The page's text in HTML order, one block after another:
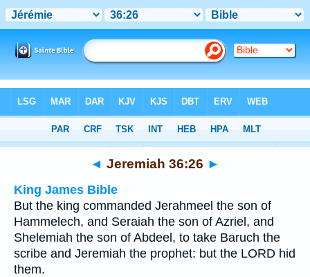
> Jeremiah 36:26
◄ Jeremiah 36:26 ►
King James Bible
But the king commanded Jerahmeel the son of
Hammelech, and Seraiah the son of Azriel, and
Shelemiah the son of Abdeel, to take Baruch the
scribe and Jeremiah the prophet: but the LORD hid
them.